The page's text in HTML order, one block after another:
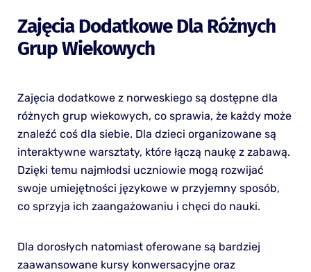
Zajęcia Dodatkowe Dla Różnych
Grup Wiekowych
Zajęcia dodatkowe z norweskiego są dostępne dla
różnych grup wiekowych, co sprawia, że każdy może
znaleźć coś dla siebie. Dla dzieci organizowane są
interaktywne warsztaty, które łączą naukę z zabawą.
Dzięki temu najmłodsi uczniowie mogą rozwijać
swoje umiejętności językowe w przyjemny sposób,
co sprzyja ich zaangażowaniu i chęci do nauki.
Dla dorosłych natomiast oferowane są bardziej
zaawansowane kursy konwersacyjne oraz